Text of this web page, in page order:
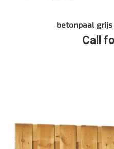
betonpaal grijs
Call